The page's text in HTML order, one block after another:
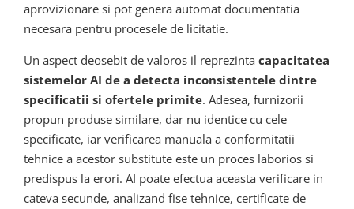
aprovizionare si pot genera automat documentatia
necesara pentru procesele de licitatie.
Un aspect deosebit de valoros il reprezinta capacitatea
sistemelor AI de a detecta inconsistentele dintre
specificatii si ofertele primite. Adesea, furnizorii
propun produse similare, dar nu identice cu cele
specificate, iar verificarea manuala a conformitatii
tehnice a acestor substitute este un proces laborios si
predispus la erori. AI poate efectua aceasta verificare in
cateva secunde, analizand fise tehnice, certificate de